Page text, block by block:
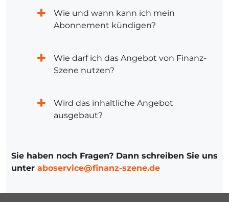
Wie und wann kann ich mein
Abonnement kündigen?
Wie darf ich das Angebot von Finanz-
Szene nutzen?
Wird das inhaltliche Angebot
ausgebaut?
Sie haben noch Fragen? Dann schreiben Sie uns
unter aboservice@finanz-szene.de